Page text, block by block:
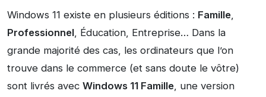
Windows 11 existe en plusieurs éditions : Famille,
Professionnel, Éducation, Entreprise… Dans la
grande majorité des cas, les ordinateurs que l’on
trouve dans le commerce (et sans doute le vôtre)
sont livrés avec Windows 11 Famille, une version